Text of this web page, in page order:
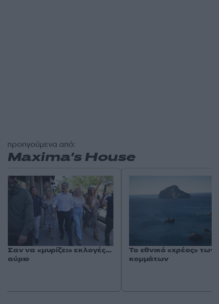
προηγούμενα από:
Maxima's House
Σαν να «μυρίζει» εκλογές…
αύριο
Το εθνικό «χρέος» των
κομμάτων